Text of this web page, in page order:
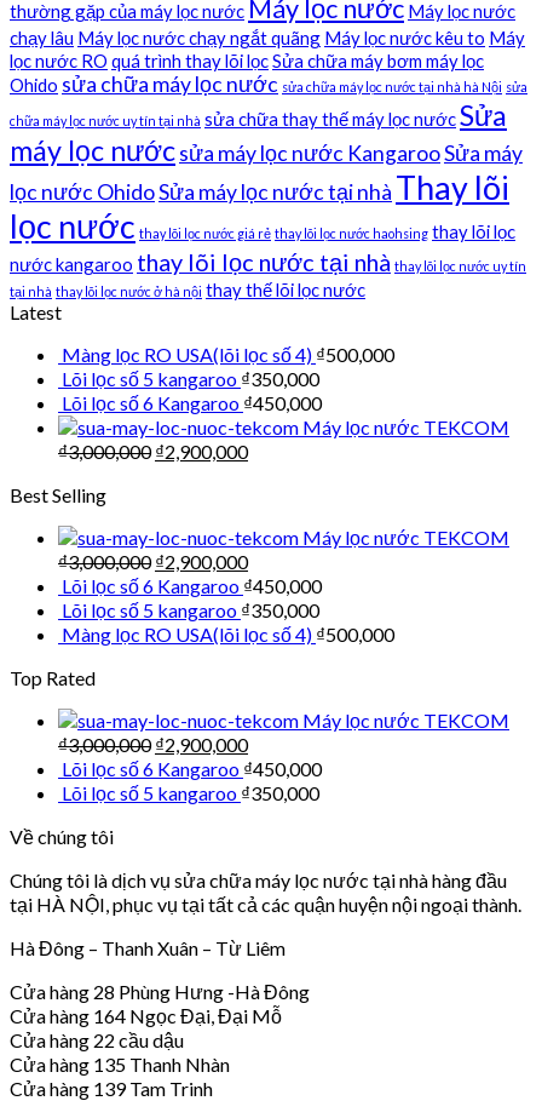
thường gặp của máy lọc nước Máy lọc nước Máy lọc nước
chạy lâu Máy lọc nước chạy ngắt quãng Máy lọc nước kêu to Máy
lọc nước RO quá trình thay lõi lọcSửa chữa máy bơm máy lọc
Ohido sửa chữa máy lọc nước sửa chữa máy lọc nước tại nhà hà Nội sửa
chữa máy lọc nước uy tín tại nhà sửa chữa thay thế máy lọc nướcSửa
máy lọc nướcsửa máy lọc nước KangarooSửa máy
lọc nước OhidoSửa máy lọc nước tại nhà Thay lõi
lọc nước thay lõi lọc nước giá rẻ thay lõi lọc nước haohsing thay lõi lọc
nước kangaroo thay lõi lọc nước tại nhà thay lõi lọc nước uy tín
tại nhà thay lõi lọc nước ở hà nội thay thế lõi lọc nước
Latest
Màng lọc RO USA(lõi lọc số 4) ₫500,000
Lõi lọc số 5 kangaroo ₫350,000
Lõi lọc số 6 Kangaroo ₫450,000
Máy lọc nước TEKCOM
₫3,000,000 ₫2,900,000
Best Selling
Máy lọc nước TEKCOM
₫3,000,000 ₫2,900,000
Lõi lọc số 6 Kangaroo ₫450,000
Lõi lọc số 5 kangaroo ₫350,000
Màng lọc RO USA(lõi lọc số 4) ₫500,000
Top Rated
Máy lọc nước TEKCOM
₫3,000,000 ₫2,900,000
Lõi lọc số 6 Kangaroo ₫450,000
Lõi lọc số 5 kangaroo ₫350,000
Về chúng tôi
Chúng tôi là dịch vụ sửa chữa máy lọc nước tại nhà hàng đầu
tại HÀ NỘI, phục vụ tại tất cả các quận huyện nội ngoại thành.
Hà Đông – Thanh Xuân – Từ Liêm
Cửa hàng 28 Phùng Hưng -Hà Đông
Cửa hàng 164 Ngọc Đại, Đại Mỗ
Cửa hàng 22 cầu dậu
Cửa hàng 135 Thanh Nhàn
Cửa hàng 139 Tam Trinh